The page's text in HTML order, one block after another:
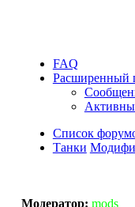
FAQ
Расширенный
Список
Танки
Модератор: mods